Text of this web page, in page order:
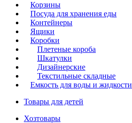
Корзины
Посуда для хранения еды
Контейнеры
Ящики
Коробки
Плетеные короба
Шкатулки
Дизайнерские
Текстильные складные
Емкость для воды и жидкости
Товары для детей
Хозтовары